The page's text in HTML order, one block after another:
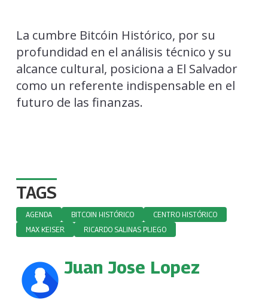
La cumbre Bitcóin Histórico, por su
profundidad en el análisis técnico y su
alcance cultural, posiciona a El Salvador
como un referente indispensable en el
futuro de las finanzas.
TAGS
AGENDA BITCOIN HISTÓRICO
CENTRO HISTÓRICO
MAX KEISER
RICARDO SALINAS PLIEGO
Juan Jose Lopez